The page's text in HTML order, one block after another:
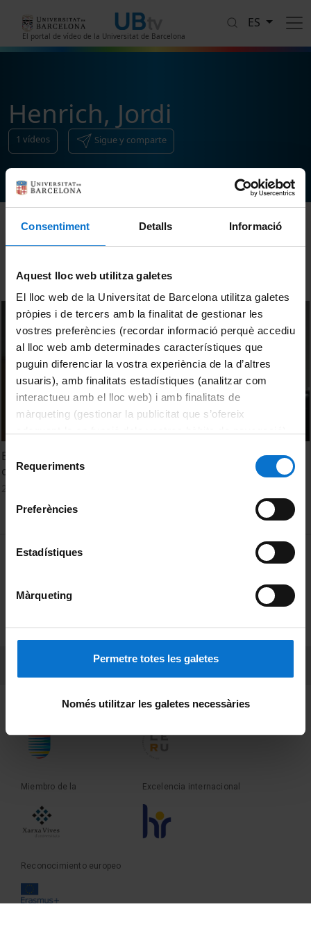
Consentiment Detalls Informació
Aquest lloc web utilitza galetes
El lloc web de la Universitat de Barcelona utilitza galetes
pròpies i de tercers amb la finalitat de gestionar les
vostres preferències (recordar informació perquè accediu
al lloc web amb determinades característiques que
puguin diferenciar la vostra experiència de la d’altres
usuaris), amb finalitats estadístiques (analitzar com
interactueu amb el lloc web) i amb finalitats de
màrqueting (gestionar la publicitat que s’ofereix
consultar laPolítica de galetes del lloc web de la
Selecció
de Requeriments
Preferències
Estadístiques
Màrqueting
Permetre totes les galetes
Només utilitzar les galetes necessàries
El portal de vídeo de la Universitat de Barcelona
ES
Henrich, Jordi
1 vídeos Sigue y comparte
Ordenar
Espais públics davant l’aigua: espais urbans amb identitat
oberts al paisatge. Jordi Henrich
MENÚ PEU 1
Privacidad y términos
Sobre UBtv
Fundadora de la Miembro de la
Miembro de la Excelencia internacional
Reconocimiento europeo